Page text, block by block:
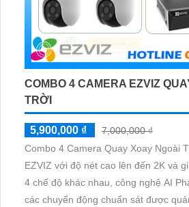
COMBO 4 CAMERA EZVIZ
TRỜI
5,900,000 ₫
7,000,000 ₫
Combo 4 Camera Quay Xoay Ngoài
EZVIZ với độ nét cao lên đến 2K và
4 chế độ khác nhau, công nghệ AI
các chuyển động chuẩn sát được